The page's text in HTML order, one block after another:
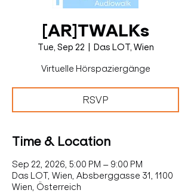
[AR]TWALKs
Tue, Sep 22
Das LOT, Wien
Virtuelle Hörspaziergänge
RSVP
Time & Location
Sep 22, 2026, 5:00 PM – 9:00 PM
Das LOT, Wien, Absberggasse 31, 1100
Wien, Österreich